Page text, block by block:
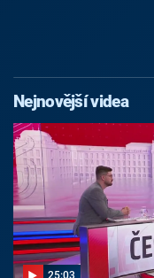
Nejnovější videa